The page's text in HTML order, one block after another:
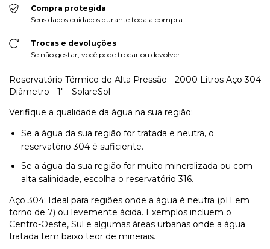
Compra protegida
Seus dados cuidados durante toda a compra.
Trocas e devoluções
Se não gostar, você pode trocar ou devolver.
Reservatório Térmico de Alta Pressão - 2000 Litros Aço 304
Diâmetro - 1" - SolareSol
Verifique a qualidade da água na sua região:
Se a água da sua região for tratada e neutra, o
reservatório 304 é suficiente.
Se a água da sua região for muito mineralizada ou com
alta salinidade, escolha o reservatório 316.
Aço 304: Ideal para regiões onde a água é neutra (pH em
torno de 7) ou levemente ácida. Exemplos incluem o
Centro-Oeste, Sul e algumas áreas urbanas onde a água
tratada tem baixo teor de minerais.